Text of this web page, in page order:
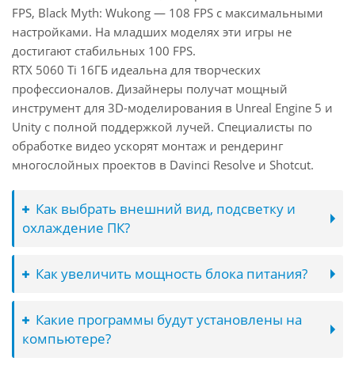
FPS, Black Myth: Wukong — 108 FPS с максимальными
настройками. На младших моделях эти игры не
достигают стабильных 100 FPS.
RTX 5060 Ti 16ГБ идеальна для творческих
профессионалов. Дизайнеры получат мощный
инструмент для 3D-моделирования в Unreal Engine 5 и
Unity с полной поддержкой лучей. Специалисты по
обработке видео ускорят монтаж и рендеринг
многослойных проектов в Davinci Resolve и Shotcut.
Как выбрать внешний вид, подсветку и
охлаждение ПК?
Как увеличить мощность блока питания?
Какие программы будут установлены на
компьютере?